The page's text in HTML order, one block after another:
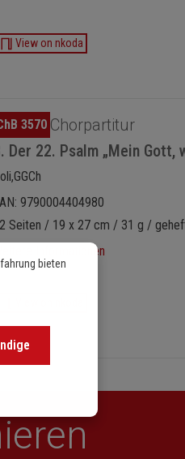
View on nkoda
3570 Chorpartitur
Der 22. Psalm „Mein Gott,
9790004404980
Seiten / 19 x 27 cm / 31 g /
Weitere Informationen
bieten